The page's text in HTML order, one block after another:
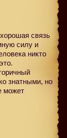
связь
силу и
никто
знатными, но
может